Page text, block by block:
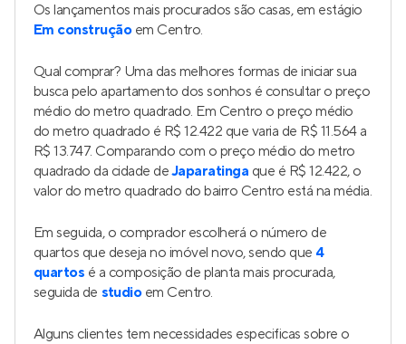
Os lançamentos mais procurados são casas, em estágio
Em construçãoem Centro.
Qual comprar? Uma das melhores formas de iniciar sua
busca pelo apartamento dos sonhos é consultar o preço
médio do metro quadrado. Em Centro o preço médio
do metro quadrado é R$ 12.422 que varia de R$ 11.564 a
R$ 13.747. Comparando com o preço médio do metro
quadrado da cidade deJaparatinga que é R$ 12.422, o
valor do metro quadrado do bairro Centro está na média.
Em seguida, o comprador escolherá o número de
quartos que deseja no imóvel novo, sendo que 4
quartos é a composição de planta mais procurada,
seguida de studioem Centro.
Alguns clientes tem necessidades especificas sobre o